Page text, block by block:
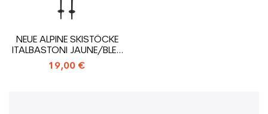
NEUE ALPINE SKISTÖCKE
ITALBASTONI JAUNE/BLEU
PAAR
19,00 €